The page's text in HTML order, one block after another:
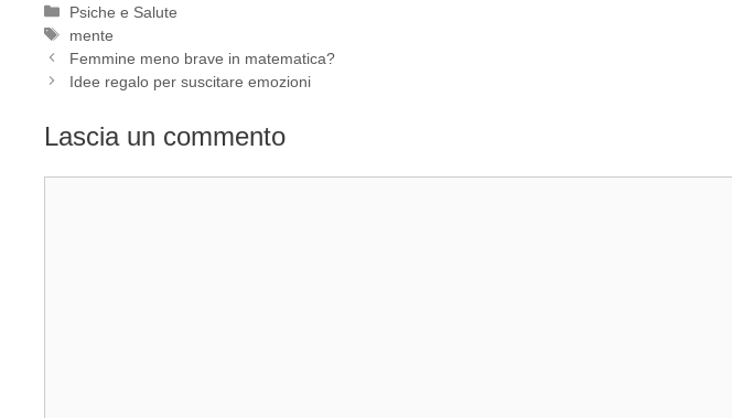
Categorie
Psiche e Salute
Tag
mente
Femmine meno brave in matematica?
Idee regalo per suscitare emozioni
Lascia un commento